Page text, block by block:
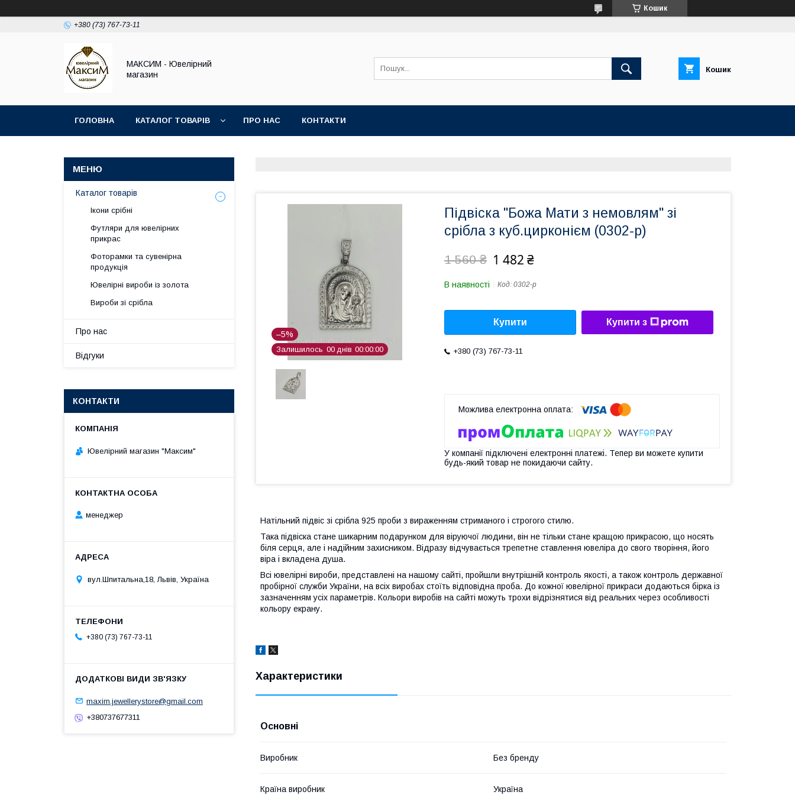
Кошик
+380 (73) 767-73-11
МАКСИМ - Ювелірний
магазин
Кошик
ГОЛОВНА КАТАЛОГ ТОВАРІВ ПРО НАС КОНТАКТИ
–5%
Залишилось 00 днів 00 00 00
Підвіска "Божа Мати з немовлям" зі
срібла з куб.цирконієм (0302-р)
1 560 ₴ 1 482 ₴
В наявності Код: 0302-р
Купити Купити з
+380 (73) 767-73-11
У компанії підключені електронні платежі. Тепер ви можете купити
будь-який товар не покидаючи сайту.
Натільний підвіс зі срібла 925 проби з вираженням стриманого і строгого стилю.
Така підвіска стане шикарним подарунком для віруючої людини, він не тільки стане кращою прикрасою, що носять
біля серця, але і надійним захисником. Відразу відчувається трепетне ставлення ювеліра до свого творіння, його
віра і вкладена душа.
Всі ювелірні вироби, представлені на нашому сайті, пройшли внутрішній контроль якості, а також контроль державної
пробірної служби України, на всіх виробах стоїть відповідна проба. До кожної ювелірної прикраси додаються бірка із
зазначенням усіх параметрів. Кольори виробів на сайті можуть трохи відрізнятися від реальних через особливості
кольору екрану.
Характеристики
Основні
Виробник Без бренду
Країна виробник Україна
Каталог товарів
Ікони срібні
Футляри для ювелірних
прикрас
Фоторамки та сувенірна
продукція
Ювелірні вироби із золота
Вироби зі срібла
Про нас
Відгуки
КОНТАКТИ
Ювелірний магазин "Максим"
менеджер
вул.Шпитальна,18, Львів, Україна
+380 (73) 767-73-11
maxim.jewellerystore@gmail.com
+380737677311